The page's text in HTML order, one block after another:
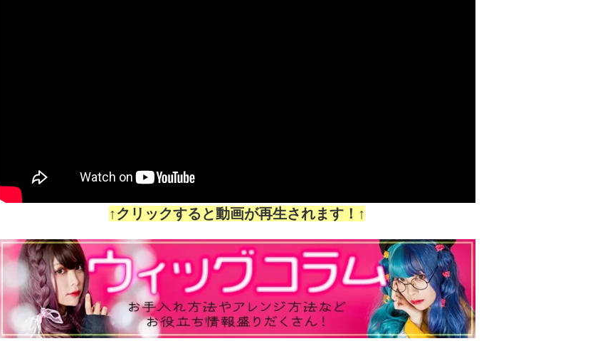
↑クリックすると動画が再生されます！↑